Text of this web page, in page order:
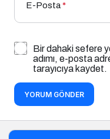
E-Posta*
Bir dahaki sefere
adımı, e-posta
tarayıcıya kaydet.
YORUM GÖNDER